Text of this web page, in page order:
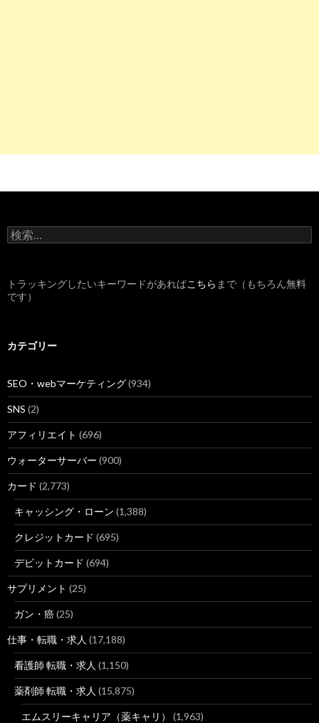
検
索
トラッキングしたいキーワードがあればこちら まで（もちろん無料
です）
カテゴリー
SEO・webマーケティング(934)
SNS (2)
アフィリエイト (696)
ウォーターサーバー (900)
カード (2,773)
キャッシング・ローン (1,388)
クレジットカード (695)
デビットカード (694)
サプリメント (25)
ガン・癌(25)
仕事・転職・求人 (17,188)
看護師 転職・求人 (1,150)
薬剤師 転職・求人 (15,875)
エムスリーキャリア（薬キャリ） (1,963)